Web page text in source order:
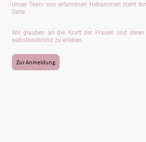
Unser Team von erfahrenen Hebammen steht
Seite.
Wir glauben an die Kraft der Frauen und deren
selbstbestimmt zu erleben.
Zur Anmeldung